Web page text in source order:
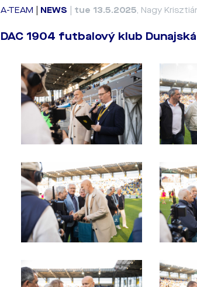
A-TEAM NEWS tue 13.5.2025, Nagy
DAC 1904 futbalový klub